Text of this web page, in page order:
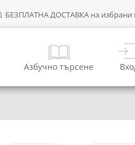
БЕЗПЛАТНА ДОСТАВКА на избрани
Азбучно търсене